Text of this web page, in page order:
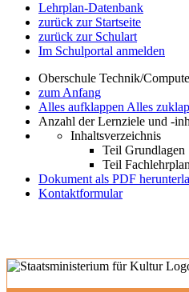
Lehrplan-Datenbank
zurück zur Startseite
zurück zur Schulart
Im Schulportal anmelden
Oberschule Technik/
zum Anfang
Alles aufklappen Alles
Anzahl der Lernziele und -
Inhaltsverzeichnis
Teil Grundlagen
Teil
Dokument als PDF
Kontaktformular